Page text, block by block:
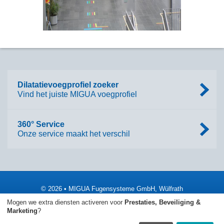
Dilatatievoegprofiel zoeker
Vind het juiste MIGUA voegprofiel
360° Service
Onze service maakt het verschil
© 2026 • MIGUA Fugensysteme GmbH, Wülfrath
Mogen we extra diensten activeren voor Prestaties, Beveiliging &
Marketing?